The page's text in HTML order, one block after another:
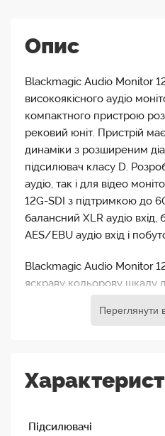
Опис
Blackmagic Audio Monitor
високоякісного аудіо
компактного пристрою
рековий юніт. Пристрій
динаміки з розширеним
підсилювач класу D.
аудіо, так і для відео
12G-SDI з підтримкою до
балансний XLR аудіо
AES/EBU аудіо вхід і
Blackmagic Audio Monitor
яскраву кольорову шкалу
моніторингу відео
Звуковий монітор
Переглянути
Підсилювачі